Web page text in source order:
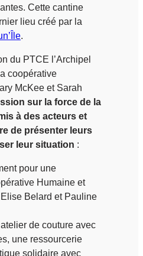
Cette cantine
lieu créé par la
.
du PTCE l’Archipel
coopérative
McKee et Sarah
sur la force de la
à des acteurs et
de présenter leurs
leur situation :
pour une
Humaine et
Belard et Pauline
de couture avec
une ressourcerie
solidaire avec